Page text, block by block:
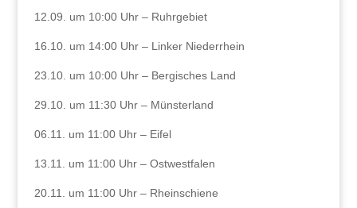
12.09. um 10:00 Uhr – Ruhrgebiet
16.10. um 14:00 Uhr – Linker Niederrhein
23.10. um 10:00 Uhr – Bergisches Land
29.10. um 11:30 Uhr – Münsterland
06.11. um 11:00 Uhr – Eifel
13.11. um 11:00 Uhr – Ostwestfalen
20.11. um 11:00 Uhr – Rheinschiene